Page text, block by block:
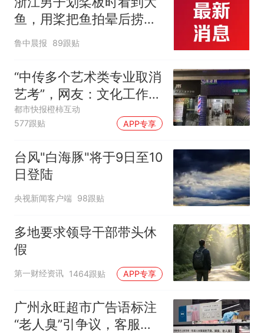
鱼，用桨把鱼拍晕后捞
起；当事人：鱼重7斤6
味道很好
鲁中晨报 89跟贴
“中传多个艺术类专业取消
艺考”，网友：文化工作者
一定要有文化，这句话的
含金量还在持续上升
都市快报橙柿互动
577跟贴
APP专享
台风"白海豚"将于9日至10
日登陆
央视新闻客户端 98跟贴
多地要求领导干部带头休
假
第一财经资讯 1464跟贴 APP专享
广州永旺超市广告语标注
“老人臭”引争议，客服回